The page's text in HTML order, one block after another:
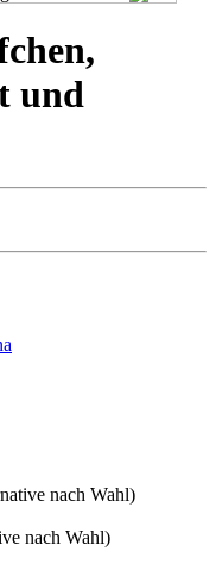
und
nach Wahl)
nach Wahl)